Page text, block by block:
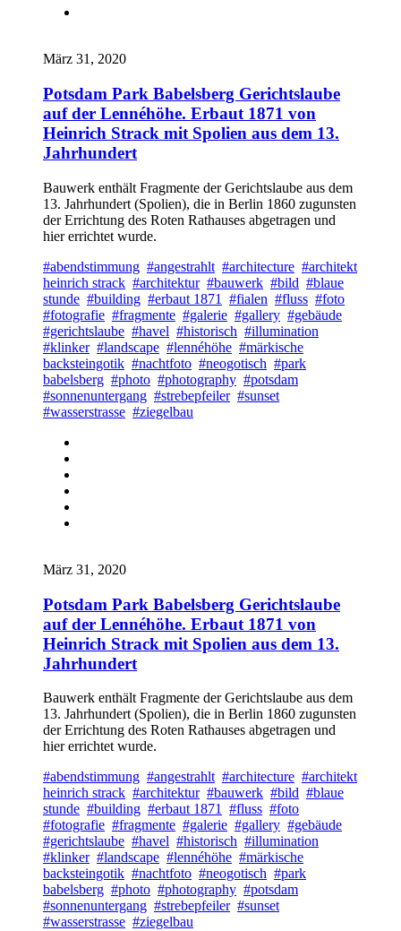
März 31, 2020
Potsdam Park Babelsberg Gerichtslaube
auf der Lennéhöhe. Erbaut 1871 von
Heinrich Strack mit Spolien aus dem 13.
Jahrhundert
Bauwerk enthält Fragmente der Gerichtslaube aus dem
13. Jahrhundert (Spolien), die in Berlin 1860 zugunsten
der Errichtung des Roten Rathauses abgetragen und
hier errichtet wurde.
#abendstimmung #angestrahlt #architecture #architekt
heinrich strack #architektur #bauwerk #bild #blaue
stunde #building #erbaut 1871 #fialen #fluss #foto
#fotografie #fragmente #galerie #gallery #gebäude
#gerichtslaube #havel #historisch #illumination
#klinker #landscape #lennéhöhe #märkische
backsteingotik #nachtfoto #neogotisch #park
babelsberg #photo #photography #potsdam
#sonnenuntergang #strebepfeiler #sunset
#wasserstrasse #ziegelbau
März 31, 2020
Potsdam Park Babelsberg Gerichtslaube
auf der Lennéhöhe. Erbaut 1871 von
Heinrich Strack mit Spolien aus dem 13.
Jahrhundert
Bauwerk enthält Fragmente der Gerichtslaube aus dem
13. Jahrhundert (Spolien), die in Berlin 1860 zugunsten
der Errichtung des Roten Rathauses abgetragen und
hier errichtet wurde.
#abendstimmung #angestrahlt #architecture #architekt
heinrich strack #architektur #bauwerk #bild #blaue
stunde #building #erbaut 1871 #fluss #foto
#fotografie #fragmente #galerie #gallery #gebäude
#gerichtslaube #havel #historisch #illumination
#klinker #landscape #lennéhöhe #märkische
backsteingotik #nachtfoto #neogotisch #park
babelsberg #photo #photography #potsdam
#sonnenuntergang #strebepfeiler #sunset
#wasserstrasse #ziegelbau